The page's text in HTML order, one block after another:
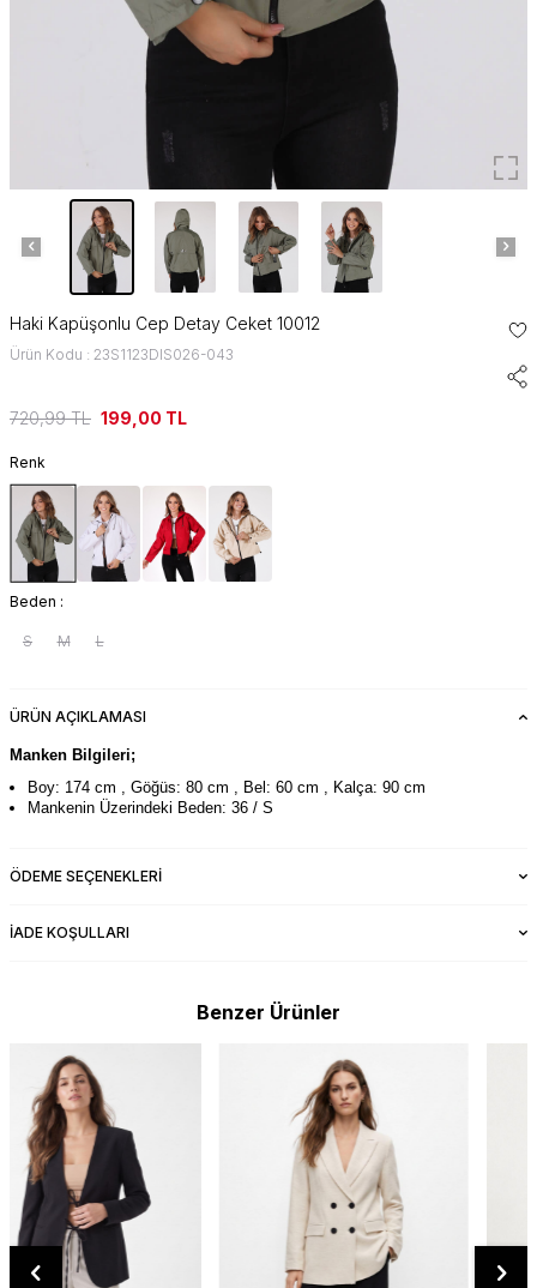
Haki Kapüşonlu Cep Detay Ceket 10012
Ürün Kodu : 23S1123DIS026-043
720,99TL 199,00 TL
Renk
Beden :
S M L
ÜRÜN AÇIKLAMASI
Manken Bilgileri;
Boy: 174 cm , Göğüs: 80 cm , Bel: 60 cm , Kalça: 90 cm
Mankenin Üzerindeki Beden: 36 / S
ÖDEME SEÇENEKLERI
İADE KOŞULLARI
Benzer Ürünler